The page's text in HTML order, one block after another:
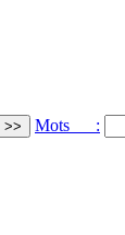
Mots :